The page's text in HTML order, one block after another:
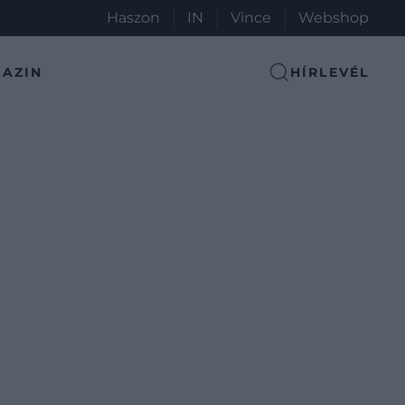
Haszon IN Vince Webshop
HÍRLEVÉL